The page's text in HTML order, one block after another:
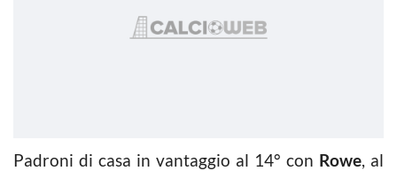
Padroni di casa in vantaggio al 14° con Rowe, al